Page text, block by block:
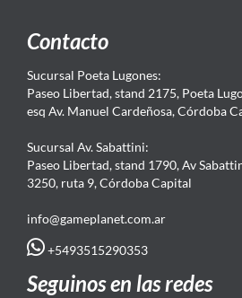
Contacto
Sucursal Poeta Lugones:
Paseo Libertad, stand 2175, Poeta
esq Av. Manuel Cardeñosa, Córdoba
Sucursal Av. Sabattini:
Paseo Libertad, stand 1790, Av
3250, ruta 9, Córdoba Capital
info@gameplanet.com.ar
+5493515290353
Seguinos en las redes